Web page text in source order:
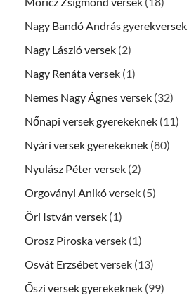
Nagy Bandó András gyerekversek
Nagy László versek (2)
Nagy Renáta versek (1)
Nemes Nagy Ágnes versek (32)
Nőnapi versek gyerekeknek (11)
Nyári versek gyerekeknek (80)
Nyulász Péter versek (2)
Orgoványi Anikó versek (5)
Öri István versek (1)
Orosz Piroska versek (1)
Osvát Erzsébet versek (13)
Őszi versek gyerekeknek (99)